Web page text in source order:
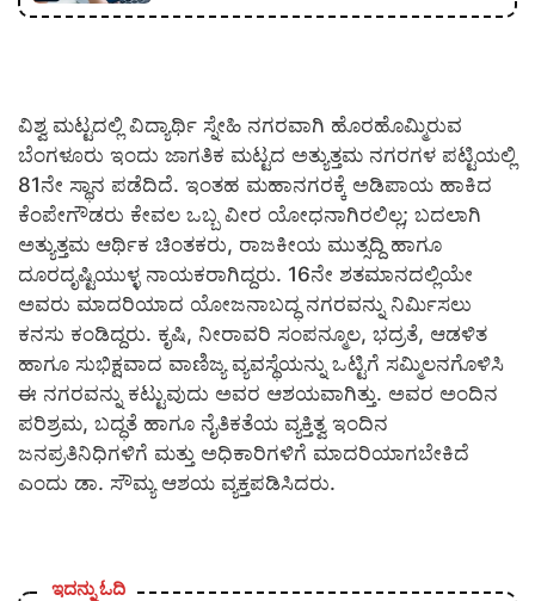
ವಿಶ್ವ ಮಟ್ಟದಲ್ಲಿ ವಿದ್ಯಾರ್ಥಿ ಸ್ನೇಹಿ ನಗರವಾಗಿ ಹೊರಹೊಮ್ಮಿರುವ
ಬೆಂಗಳೂರು ಇಂದು ಜಾಗತಿಕ ಮಟ್ಟದ ಅತ್ಯುತ್ತಮ ನಗರಗಳ ಪಟ್ಟಿಯಲ್ಲಿ
81ನೇ ಸ್ಥಾನ ಪಡೆದಿದೆ. ಇಂತಹ ಮಹಾನಗರಕ್ಕೆ ಅಡಿಪಾಯ ಹಾಕಿದ
ಕೆಂಪೇಗೌಡರು ಕೇವಲ ಒಬ್ಬ ವೀರ ಯೋಧನಾಗಿರಲಿಲ್ಲ; ಬದಲಾಗಿ
ಅತ್ಯುತ್ತಮ ಆರ್ಥಿಕ ಚಿಂತಕರು, ರಾಜಕೀಯ ಮುತ್ಸದ್ದಿ ಹಾಗೂ
ದೂರದೃಷ್ಟಿಯುಳ್ಳ ನಾಯಕರಾಗಿದ್ದರು. 16ನೇ ಶತಮಾನದಲ್ಲಿಯೇ
ಅವರು ಮಾದರಿಯಾದ ಯೋಜನಾಬದ್ಧ ನಗರವನ್ನು ನಿರ್ಮಿಸಲು
ಕನಸು ಕಂಡಿದ್ದರು. ಕೃಷಿ, ನೀರಾವರಿ ಸಂಪನ್ಮೂಲ, ಭದ್ರತೆ, ಆಡಳಿತ
ಹಾಗೂ ಸುಭಿಕ್ಷವಾದ ವಾಣಿಜ್ಯ ವ್ಯವಸ್ಥೆಯನ್ನು ಒಟ್ಟಿಗೆ ಸಮ್ಮಿಲನಗೊಳಿಸಿ
ಈ ನಗರವನ್ನು ಕಟ್ಟುವುದು ಅವರ ಆಶಯವಾಗಿತ್ತು. ಅವರ ಅಂದಿನ
ಪರಿಶ್ರಮ, ಬದ್ಧತೆ ಹಾಗೂ ನೈತಿಕತೆಯ ವ್ಯಕ್ತಿತ್ವ ಇಂದಿನ
ಜನಪ್ರತಿನಿಧಿಗಳಿಗೆ ಮತ್ತು ಅಧಿಕಾರಿಗಳಿಗೆ ಮಾದರಿಯಾಗಬೇಕಿದೆ
ಎಂದು ಡಾ. ಸೌಮ್ಯ ಆಶಯ ವ್ಯಕ್ತಪಡಿಸಿದರು.
ಇದನ್ನು ಓದಿ